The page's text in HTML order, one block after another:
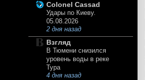
Colonel Cassad
Удары по Киеву.
05.08.2026
2 дня назад
Взгляд
В Тюмени снизился
уровень воды в реке
Тура
4 дня назад